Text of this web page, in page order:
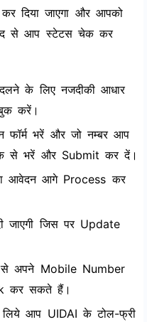
दिया जाएगा और आपको
से आप स्टेटस चेक कर
के लिए नजदीकी आधार
करें।
भरें और जो नम्बर आप
से भरें और Submit कर दें।
आवेदन आगे Process कर
जाएगी जिस पर Update
अपने Mobile Number
कर सकते हैं।
आप UIDAI के टोल-फ्री